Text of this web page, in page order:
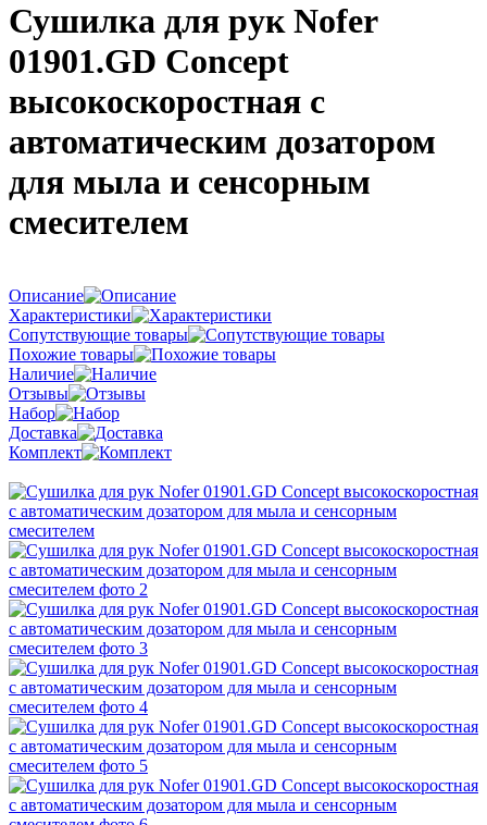
Сушилка для рук Nofer
01901.GD Concept
высокоскоростная с
автоматическим дозатором
для мыла и сенсорным
смесителем
Описание
Характеристики
Сопутствующие товары
Похожие товары
Наличие
Отзывы
Набор
Доставка
Комплект